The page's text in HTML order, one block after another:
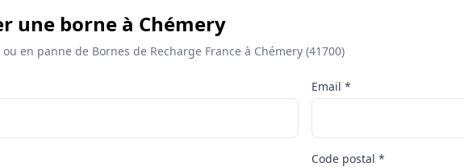
une borne à Chémery
en panne de Bornes de Recharge France à Chémery (41700)
Email *
Code postal *